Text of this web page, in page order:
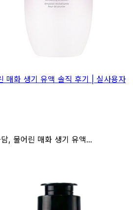
매화 생기 유액 솔직 후기 | 실사용자
, 물어린 매화 생기 유액...